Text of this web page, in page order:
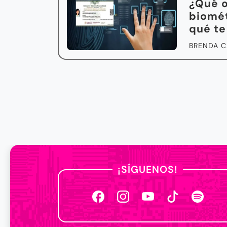
¿Qué
qué
BRENDA
¡SÍGUENOS!